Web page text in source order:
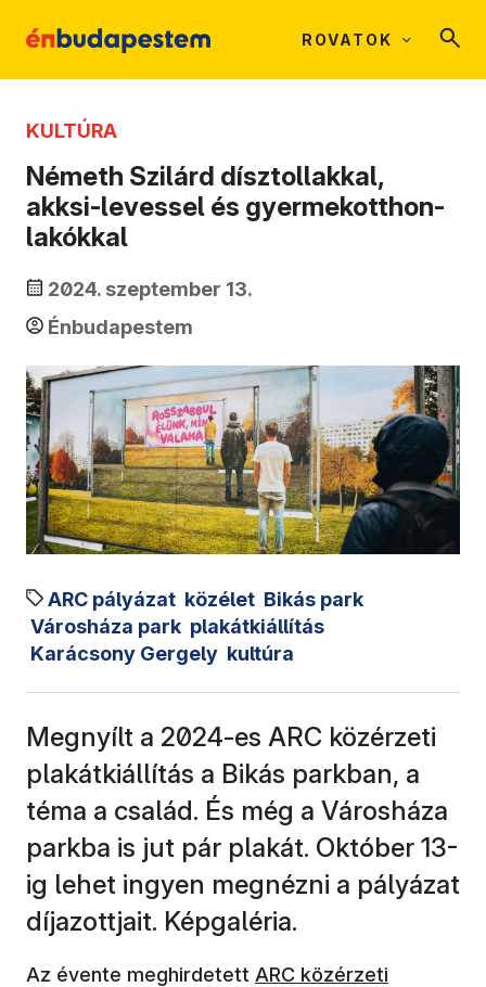
ROVATOK
KULTÚRA
Németh Szilárd dísztollakkal,
akksi-levessel és gyermekotthon-
lakókkal
2024. szeptember 13.
Énbudapestem
ARC pályázat közélet Bikás park
Városháza park plakátkiállítás
Karácsony Gergely kultúra
Megnyílt a 2024-es ARC közérzeti
plakátkiállítás a Bikás parkban, a
téma a család. És még a Városháza
parkba is jut pár plakát. Október 13-
ig lehet ingyen megnézni a pályázat
díjazottjait. Képgaléria.
Az évente meghirdetett ARC közérzeti